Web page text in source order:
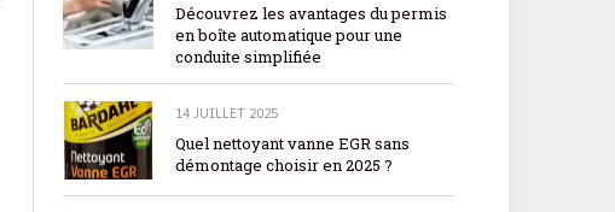
Découvrez les avantages du permis
en boîte automatique pour une
conduite simplifiée
14 JUILLET 2025
Quel nettoyant vanne EGR sans
démontage choisir en 2025 ?